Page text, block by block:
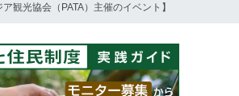
ア観光協会（PATA）主催のイベント】